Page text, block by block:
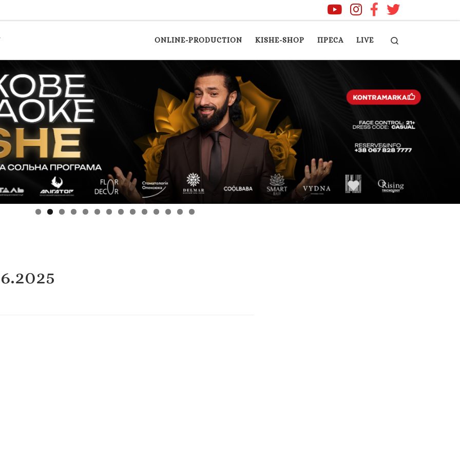
ONLINE-PRODUCTION KISHE-SHOP ПРЕСА LIVE